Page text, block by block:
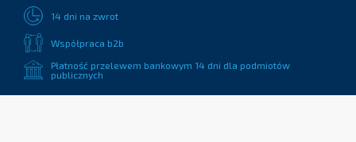
14 dni na zwrot
Współpraca b2b
Płatność przelewem bankowym 14 dni dla podmiotów
publicznych